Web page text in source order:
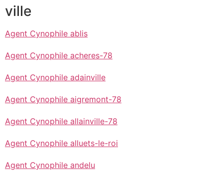
ville
Agent Cynophile ablis
Agent Cynophile acheres-78
Agent Cynophile adainville
Agent Cynophile aigremont-78
Agent Cynophile allainville-78
Agent Cynophile alluets-le-roi
Agent Cynophile andelu